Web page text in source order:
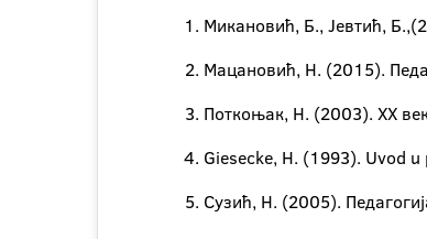
Микановић, Б., Јевтић,
Мацановић, Н. (2015).
Поткоњак, Н. (2003). ХХ
Giesecke, H. (1993). Uvod
Сузић, Н. (2005).